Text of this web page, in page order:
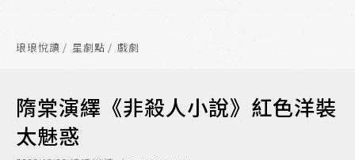
琅琅悅讀 星劇點 戲劇
隋棠演繹《非殺人小說》紅色洋裝
太魅惑